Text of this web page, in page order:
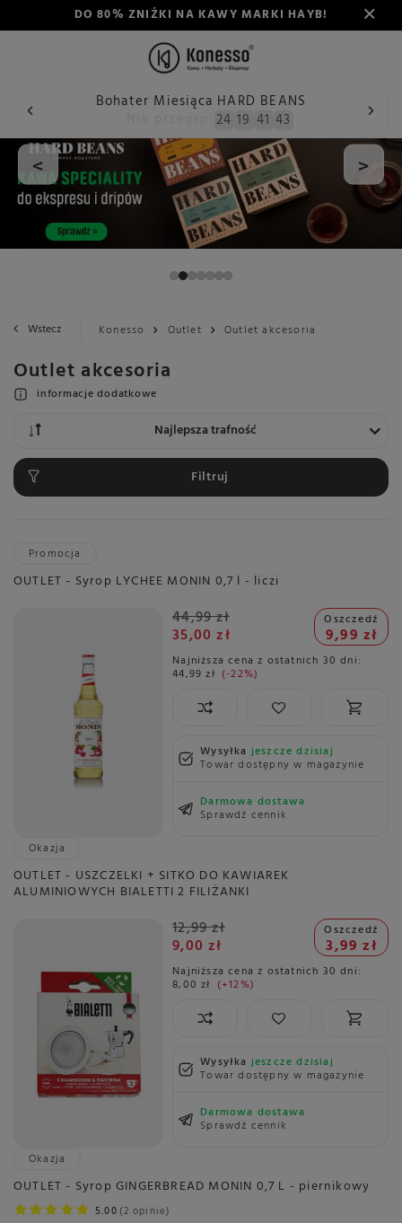
DO 80% ZNIŻKI NA KAWY MARKI HAYB!
Bohater Miesiąca HARD BEANS
24 19 41 42
< >
Wstecz Konesso Outlet Outlet akcesoria
Outlet akcesoria
informacje dodatkowe
Zmień sortowanie
Najlepsza trafność
Filtruj
Promocja
OUTLET - Syrop LYCHEE MONIN 0,7 l - liczi
44,99 zł
35,00 zł
Oszczedź
9,99 zł
Najniższa cena z ostatnich 30 dni:
44,99 zł -22%
Wysyłkajeszcze dzisiaj
Towar dostępny w magazynie
Darmowa dostawa
Sprawdź cennik
Okazja
OUTLET - USZCZELKI + SITKO DO KAWIAREK
ALUMINIOWYCH BIALETTI 2 FILIŻANKI
12,99 zł
9,00 zł
Oszczedź
3,99 zł
Najniższa cena z ostatnich 30 dni:
8,00 zł +12%
Wysyłkajeszcze dzisiaj
Towar dostępny w magazynie
Darmowa dostawa
Sprawdź cennik
Okazja
OUTLET - Syrop GINGERBREAD MONIN 0,7 L - piernikowy
5.00 2 opinie